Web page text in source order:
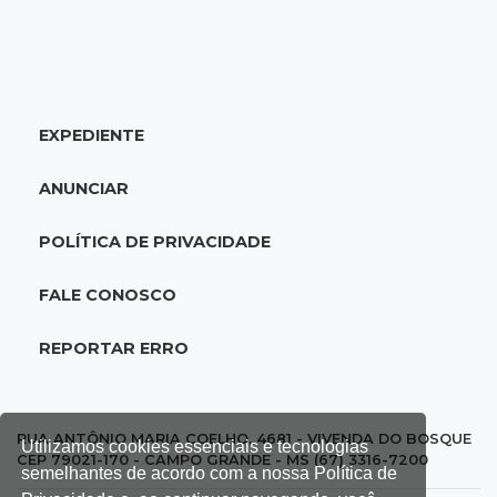
Utilizamos cookies essenciais e tecnologias
semelhantes de acordo com a nossa Política de
18:28Concurso 3.042
acumulado em R$ 165 milhões
18:05Energia renovável
Produção de biodiesel cresce 32% em MS e
abordagem policial no Noroeste
17:21 Brasileirão feminino
EXPEDIENTE
ANUNCIAR
POLÍTICA DE PRIVACIDADE
FALE CONOSCO
REPORTAR ERRO
RUA ANTÔNIO MARIA COELHO, 4681 - VIVENDA DO BOSQUE
CEP 79021-170 - CAMPO GRANDE - MS (67) 3316-7200